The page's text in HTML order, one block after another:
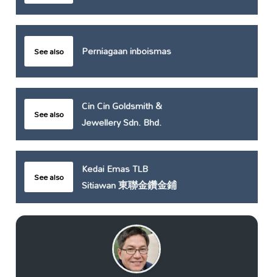
See also Perniagaan inboismas
See also
Cin Cin Goldsmith &
Jewellery Sdn. Bhd.
See also
Kedai Emas TLB
Sitiawan 東聯金鑽金鋪